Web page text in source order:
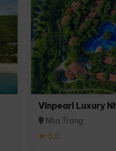
Vinpearl Luxury
Nha Trang
★ 5.0